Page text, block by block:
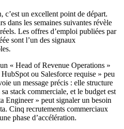
un excellent point de départ.
dans les semaines suivantes révèle
Les offres d’emploi publiées par
sont l’un des signaux
« Head of Revenue Operations »
ou Salesforce requise » peu
un message précis : elle structure
stack commerciale, et le budget est
Engineer » peut signaler un besoin
Cinq recrutements commerciaux
phase d’accélération.